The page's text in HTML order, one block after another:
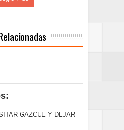
GAZCUE Y DEJAR